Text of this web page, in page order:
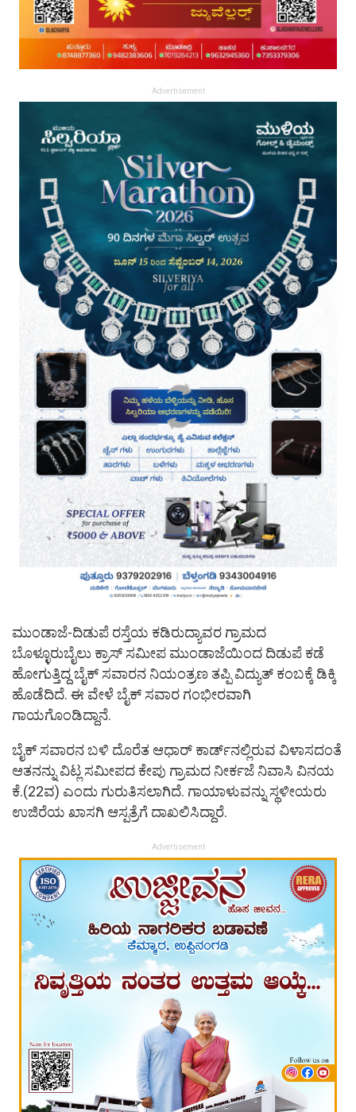
Advertisement
ಮುಂಡಾಜೆ-ದಿಡುಪೆ ರಸ್ತೆಯ ಕಡಿರುದ್ಯಾವರ ಗ್ರಾಮದ
ಬೊಳ್ಳೂರುಬೈಲು ಕ್ರಾಸ್ ಸಮೀಪ ಮುಂಡಾಜೆಯಿಂದ ದಿಡುಪೆ ಕಡೆ
ಹೋಗುತ್ತಿದ್ದ ಬೈಕ್ ಸವಾರನ ನಿಯಂತ್ರಣ ತಪ್ಪಿ ವಿದ್ಯುತ್‌ ಕಂಬಕ್ಕೆ ಡಿಕ್ಕಿ
ಹೊಡೆದಿದೆ. ಈ ವೇಳೆ ಬೈಕ್‌ ಸವಾರ ಗಂಭೀರವಾಗಿ
ಗಾಯಗೊಂಡಿದ್ದಾನೆ.
ಬೈಕ್‌ ಸವಾರನ ಬಳಿ ದೊರೆತ ಆಧಾರ್ ಕಾರ್ಡ್‌ನಲ್ಲಿರುವ ವಿಳಾಸದಂತೆ
ಆತನನ್ನು ವಿಟ್ಲ ಸಮೀಪದ ಕೇಪು ಗ್ರಾಮದ ನೀರ್ಕಜೆ ನಿವಾಸಿ ವಿನಯ
ಕೆ.(22ವ) ಎಂದು ಗುರುತಿಸಲಾಗಿದೆ. ಗಾಯಾಳುವನ್ನು ಸ್ಥಳೀಯರು
ಉಜಿರೆಯ ಖಾಸಗಿ ಆಸ್ಪತ್ರೆಗೆ ದಾಖಲಿಸಿದ್ದಾರೆ.
Advertisement